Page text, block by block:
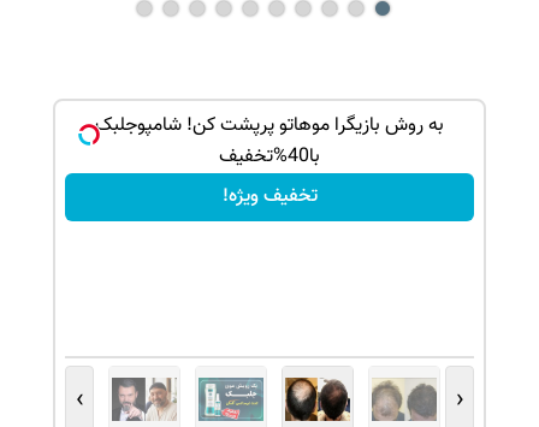
به روش بازیگرا موهاتو پرپشت کن! شامپوجلبک
با40%تخفیف
تخفیف ویژه!
‹
›